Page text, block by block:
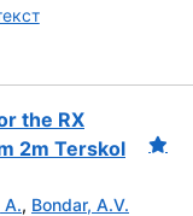
the RX
2m Terskol
A., Bondar, A.V.